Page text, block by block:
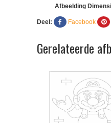
Afbeelding
Deel: Facebook
Gerelateerde